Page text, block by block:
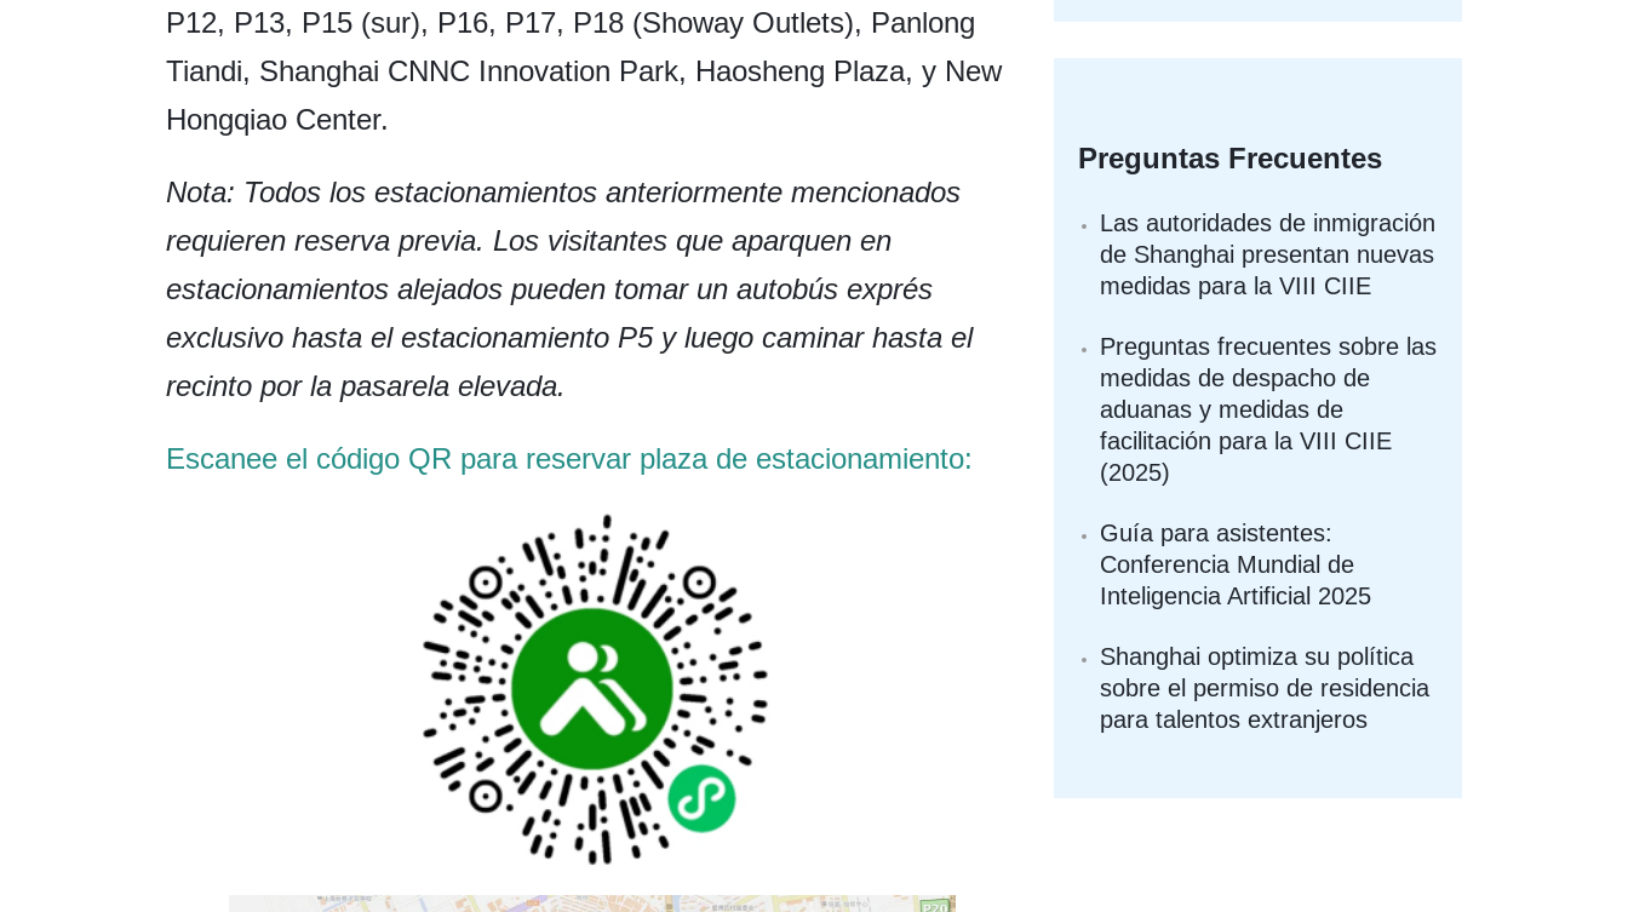
P12, P13, P15 (sur), P16, P17, P18 (Showay Outlets), Panlong
Tiandi, Shanghai CNNC Innovation Park, Haosheng Plaza, y New
Hongqiao Center.
Nota: Todos los estacionamientos anteriormente mencionados
requieren reserva previa. Los visitantes que aparquen en
estacionamientos alejados pueden tomar un autobús exprés
exclusivo hasta el estacionamiento P5 y luego caminar hasta el
recinto por la pasarela elevada.
Escanee el código QR para reservar plaza de estacionamiento:
Preguntas Frecuentes
Las autoridades de inmigración
de Shanghai presentan nuevas
medidas para la VIII CIIE
Preguntas frecuentes sobre las
medidas de despacho de
aduanas y medidas de
facilitación para la VIII CIIE
(2025)
Guía para asistentes:
Conferencia Mundial de
Inteligencia Artificial 2025
Shanghai optimiza su política
sobre el permiso de residencia
para talentos extranjeros